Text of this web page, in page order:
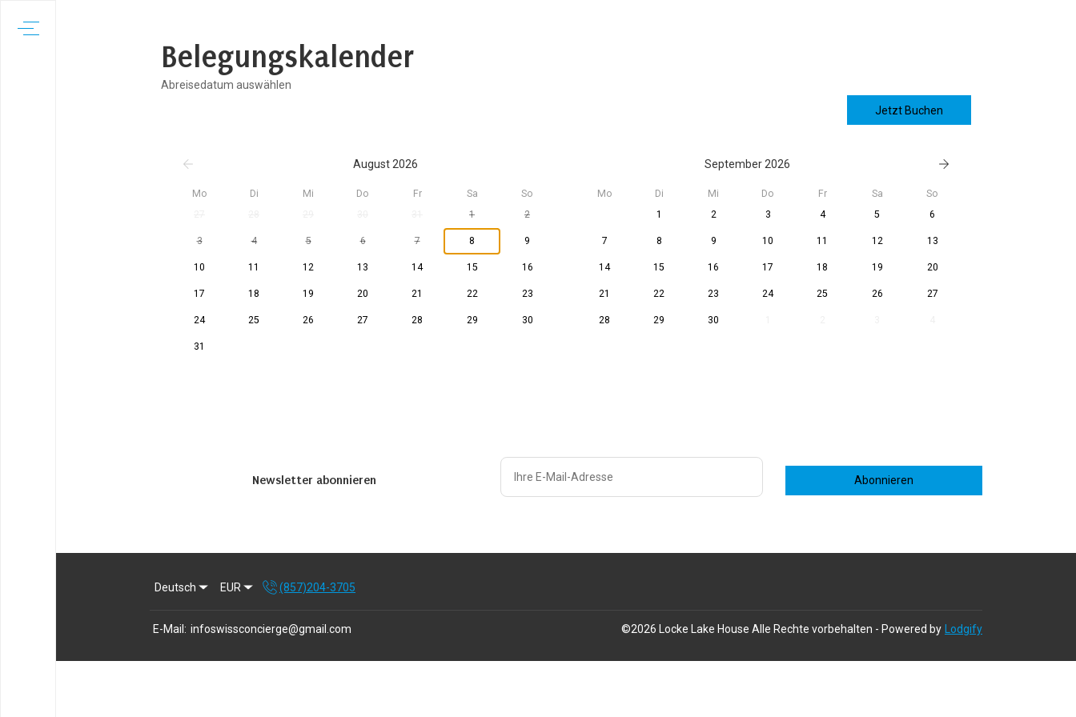
Belegungskalender
Abreisedatum auswählen
Jetzt Buchen
August 2026 September 2026
Mo Di Mi Do Fr Sa
So
1 2
3 4 5 6 7 8 9
10 11 12 13 14 15 16
17 18 19 20 21 22 23
24 25 26 27 28 29 30
31
Mo Di Mi Do Fr Sa
So
1
2 3 4 5 6
7 8 9 10 11 12 13
14 15 16 17 18 19 20
21 22 23 24 25 26 27
28 29 30
Newsletter abonnieren Abonnieren
Deutsch EUR (857)204-3705
E-Mail: infoswissconcierge@gmail.com ©2026 Locke Lake House Alle Rechte vorbehalten - Powered by Lodgify